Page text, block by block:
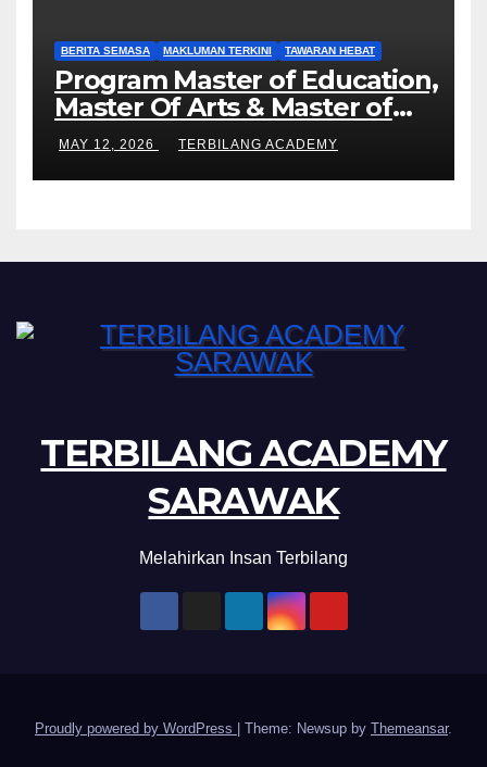
BERITA SEMASA MAKLUMAN TERKINI TAWARAN HEBAT
Program Master of Education,
Master Of Arts & Master of
Science UPSI Ambilan
September 2026 Kini Dibuka
MAY 12, 2026 TERBILANG ACADEMY
TERBILANG ACADEMY
SARAWAK
Melahirkan Insan Terbilang
Proudly powered by WordPress Theme: Newsup by Themeansar.